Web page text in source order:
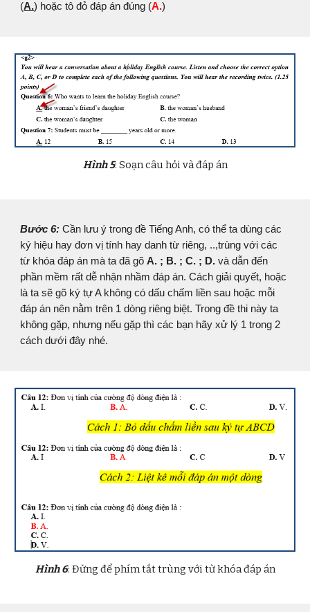
(A.) hoặc tô đỏ đáp án đúng (A.)
Hình 5: Soạn câu hỏi và đáp án
Bước 6: Cần lưu ý trong đề Tiếng Anh, có thể ta dùng các
ký hiệu hay đơn vị tính hay danh từ riêng, ..,trùng với các
từ khóa đáp án mà ta đã gõA. ; B. ; C. ; D. và dẫn đến
phần mềm rất dễ nhận nhầm đáp án. Cách giải quyết, hoặc
là ta sẽ gõ ký tự A không có dấu chấm liền sau hoặc mỗi
đáp án nên nằm trên 1 dòng riêng biệt. Trong đề thi này ta
không gặp, nhưng nếu gặp thì các bạn hãy xử lý 1 trong 2
cách dưới đây nhé.
Hình 6: Đừng để phím tắt trùng với từ khóa đáp án